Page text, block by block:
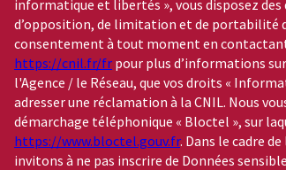
informatique et libertés », vous disposez
d’opposition, de limitation et de portabilité
consentement à tout moment en
https://cnil.fr/fr pour plus d’informations
l'Agence / le Réseau, que vos droits «
adresser une réclamation à la CNIL. Nous
démarchage téléphonique « Bloctel », sur
https://www.bloctel.gouv.fr. Dans le cadre
invitons à ne pas inscrire de Données